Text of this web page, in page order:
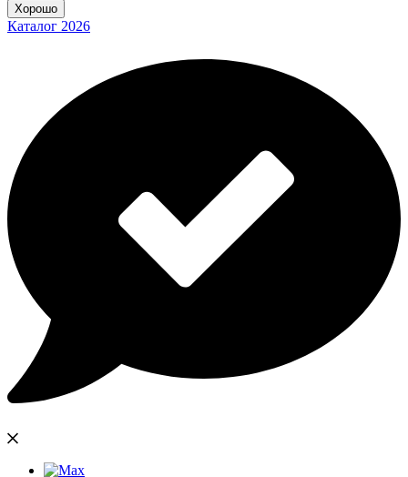
Хорошо
Каталог 2026